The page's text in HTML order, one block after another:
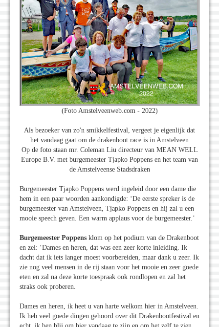
(Foto Amstelveenweb.com - 2022)
Als bezoeker van zo'n smikkelfestival, vergeet je eigenlijk dat
het vandaag gaat om de drakenboot race is in Amstelveen
Op de foto staan mr. Coleman Liu directeur van MEAN WELL
Europe B.V. met burgemeester Tjapko Poppens en het team van
de Amstelveense Stadsdraken
Burgemeester Tjapko Poppens werd ingeleid door een dame die
hem in een paar woorden aankondigde: ‘De eerste spreker is de
burgemeester van Amstelveen, Tjapko Poppens en hij zal u een
mooie speech geven. Een warm applaus voor de burgemeester.’
Burgemeester Poppens klom op het podium van de Drakenboot
en zei: ‘Dames en heren, dat was een zeer korte inleiding. Ik
dacht dat ik iets langer moest voorbereiden, maar dank u zeer. Ik
zie nog veel mensen in de rij staan voor het mooie en zeer goede
eten en zal na deze korte toespraak ook rondlopen en zal het
straks ook proberen.
Dames en heren, ik heet u van harte welkom hier in Amstelveen.
Ik heb veel goede dingen gehoord over dit Drakenbootfestival en